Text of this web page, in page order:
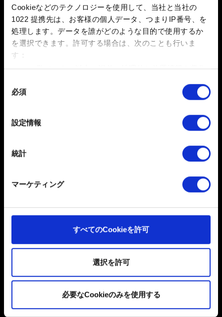
Cookieなどのテクノロジーを使用して、当社と当社の
1022 提携先は、お客様の個人データ、つまりIP番号、を
処理します。データを誰がどのような目的で使用するか
を選択できます。 許可する場合は、次のことも行いま
す：
数メートル以内の誤差の地理的な位置情報を収集
特定の特性（フィンガープリント）を積極的にス
詳細セクション
で個人データの処理方法と設定を行って
ください。「Cookie宣言」からいつでも同意を変更また
だくために必要なものです。その他のCookieは、ウェブ
サイトの品質向上のために、オプションとして技術的お
た、ソーシャルメディア上などでお客様が興味を持ちそ
うなコンテンツをお届けするために、一部のCookieをパ
これらのオプションが有効になることはありません。
細は、下記の「設定」メニューでご確認ください。
必須
設定情報
統計
マーケティング
すべてのCookieを許可
選択を許可
必要なCookieのみを使用する
こともできます。
「ロード」メニューを開き、画面右下に表示されてい
る「クロスプログレッション」のボタン/キーを押しま
す。
新しいセーブデータを作成します。セーブは自動的に
ラウドアイコンが表示されます。
チャー３ ワイルドハント』を起動し、「
My Rewards」
手順#3に従って、ゲームを同じCD PROJEKT REDア
アップロードしたセーブデータは、「
」メニュ
お困りですか
お問い合わせ